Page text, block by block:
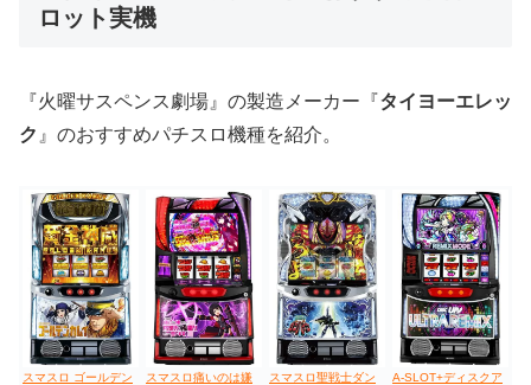
値下げ台 ディスクアップ
ロット実機
『火曜サスペンス劇場』の製造メーカー『タイヨーエレッ
ク 』のおすすめパチスロ機種を紹介。
スマスロ ゴールデン
スマスロ痛いのは嫌
スマスロ聖戦士ダン
A-SLOT+ディスクア